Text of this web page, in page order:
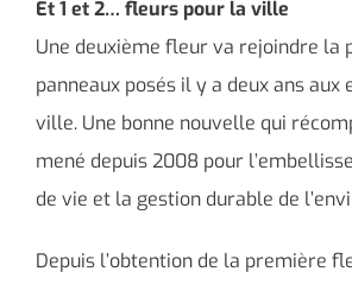
Et 1 et 2… fleurs pour la ville
Une deuxième fleur va rejoindre la
panneaux posés il y a deux ans aux
ville. Une bonne nouvelle qui
mené depuis 2008 pour
de vie et la gestion durable de
Depuis l’obtention de la première